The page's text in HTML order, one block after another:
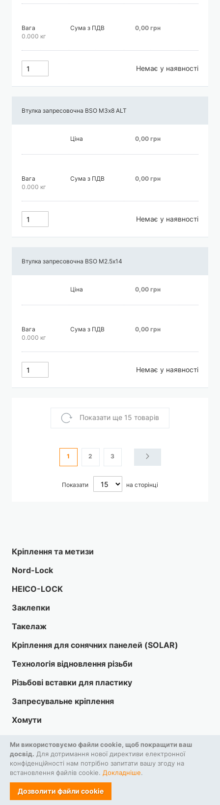
Ми використовуємо файли cookie, щоб покращити ваш
досвід. Для дотримання нової директиви електронної
конфіденційності нам потрібно запитати вашу згоду на
встановлення файлів cookie. Докладніше.
Дозволити файли cookie
Вага
0.000 кг
Сума з ПДВ 0,00 грн
Немає у наявності
Втулка запресовочна BSO М3х8 АLT
Ціна 0,00 грн
Вага
0.000 кг
Сума з ПДВ 0,00 грн
Немає у наявності
Втулка запресовочна BSO М2.5х14
Ціна 0,00 грн
Вага
0.000 кг
Сума з ПДВ 0,00 грн
Немає у наявності
Показати ще 15 товарів
You're currently reading page
1 Сторінка
2 Сторінка
3
Показати на сторінці
Кріплення та метизи
Nord-Lock
HEICO-LOCK
Заклепки
Такелаж
Кріплення для сонячних панелей (SOLAR)
Технологія відновлення різьби
Різьбові вставки для пластику
Запресувальне кріплення
Хомути
HARDLOCK
Засоби індивідуального захисту